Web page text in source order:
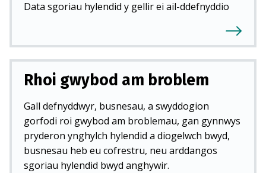
Data sgoriau hylendid y gellir ei ail-ddefnyddio
Rhoi gwybod am broblem
Gall defnyddwyr, busnesau, a swyddogion
gorfodi roi gwybod am broblemau, gan gynnwys
pryderon ynghylch hylendid a diogelwch bwyd,
busnesau heb eu cofrestru, neu arddangos
sgoriau hylendid bwyd anghywir.